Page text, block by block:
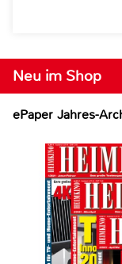
Neu im Shop
ePaper Jahres-